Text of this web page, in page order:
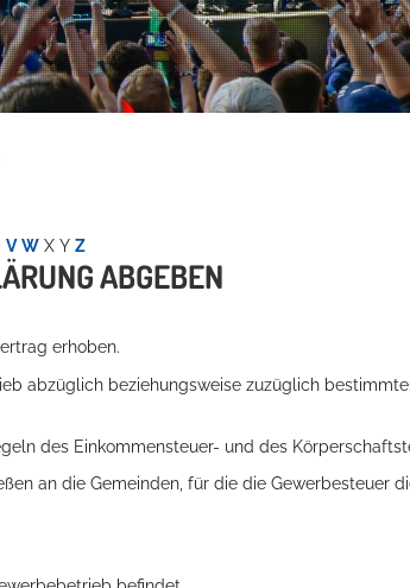
V W X Y Z
ABGEBEN
erhoben.
abzüglich beziehungsweise zuzüglich
des Einkommensteuer- und des
an die Gemeinden, für die die Gewerbesteuer